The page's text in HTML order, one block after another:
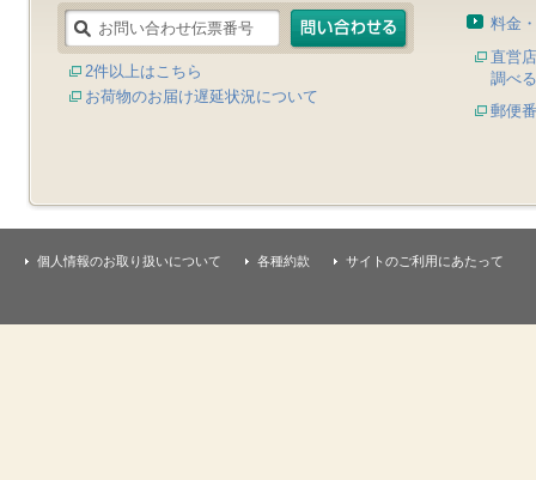
2件以上はこちら
お荷物のお届け遅延状況について
料金
直営
調べる
郵便
個人情報のお取り扱いについて 各種約款 サイトのご利用にあたって